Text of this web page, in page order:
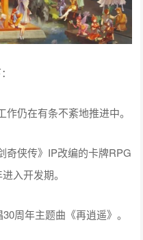
仍在有条不紊地推进中。
奇侠传》IP改编的卡牌RPG
入开发期。
周年主题曲《再逍遥》。